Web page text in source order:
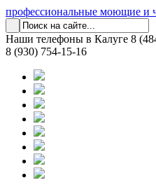
профессиональные моющие и
Наши телефоны в Калуге 8
8 (930) 754-15-16